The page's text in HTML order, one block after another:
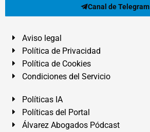
Canal de Telegram
Aviso legal
Política de Privacidad
Política de Cookies
Condiciones del Servicio
Políticas IA
Políticas del Portal
Álvarez Abogados Pódcast